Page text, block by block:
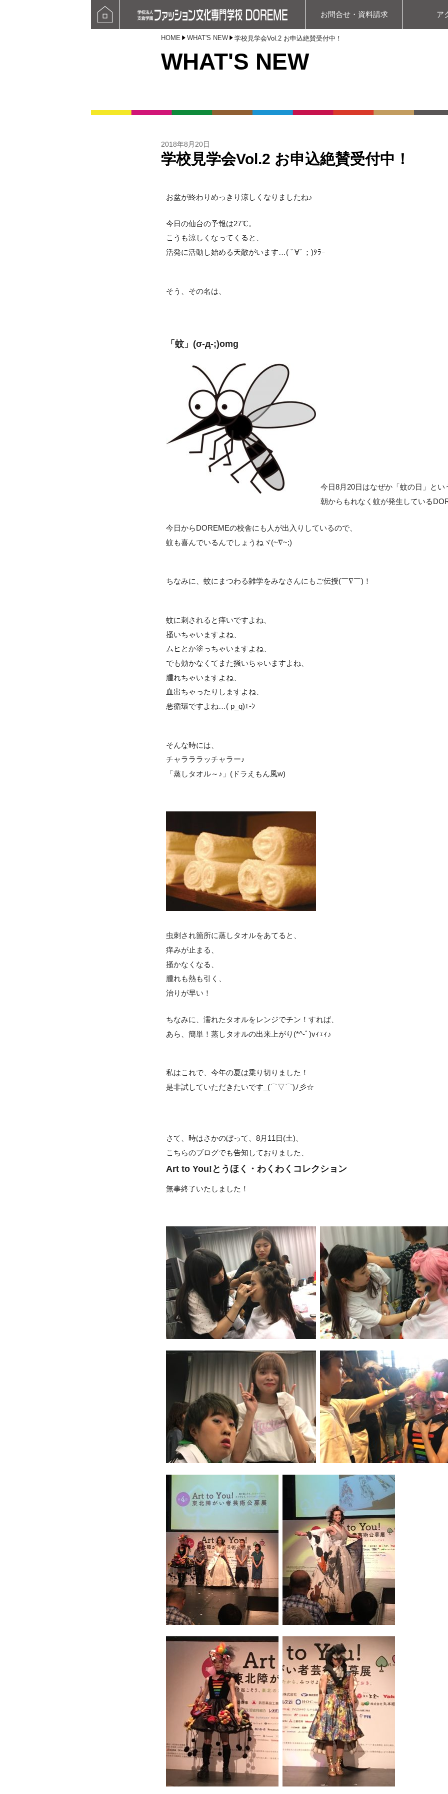
お問合せ・資料請求 ア
HOME WHAT'S NEW 学校見学会Vol.2 お申込絶賛受付中！
WHAT'S NEW
2018年8月20日
学校見学会Vol.2 お申込絶賛受付中！
お盆が終わりめっきり涼しくなりましたね♪
今日の仙台の予報は27℃。
こうも涼しくなってくると、
活発に活動し始める天敵がいます…( ﾟ∀ﾟ；)ﾀﾗｰ
そう、その名は、
「蚊」(σ-д-;)omg
今日8月20日はなぜか「蚊の日」とい
朝からもれなく蚊が発生している
今日からDOREMEの校舎にも人が出入りしているので、
蚊も喜んでいるんでしょうねヾ(~∇~;)
ちなみに、蚊にまつわる雑学をみなさんにもご伝授(￣∇￣)！
蚊に刺されると痒いですよね、
掻いちゃいますよね、
ムヒとか塗っちゃいますよね、
でも効かなくてまた掻いちゃいますよね、
腫れちゃいますよね、
血出ちゃったりしますよね、
悪循環ですよね…( p_q)ｴ-ﾝ
そんな時には、
チャラララッチャラー♪
「蒸しタオル～♪」(ドラえもん風w)
虫刺され箇所に蒸しタオルをあてると、
痒みが止まる、
掻かなくなる、
腫れも熱も引く、
治りが早い！
ちなみに、濡れたタオルをレンジでチン！すれば、
あら、簡単！蒸しタオルの出来上がり(*^-ﾟ)vｨｪｨ♪
私はこれで、今年の夏は乗り切りました！
是非試していただきたいです_(⌒▽⌒)ﾉ彡☆
さて、時はさかのぼって、8月11日(土)、
こちらのブログでも告知しておりました、
Art to You!とうほく・わくわくコレクション
無事終了いたしました！